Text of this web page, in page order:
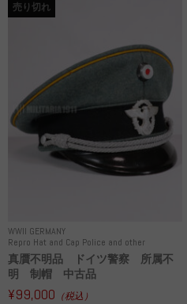
WWII GERMANY
Repro Hat and Cap Police and other
売り切れ
真贋不明品 ドイツ警察 所属不
明 制帽 中古品
¥99,000 （税込）